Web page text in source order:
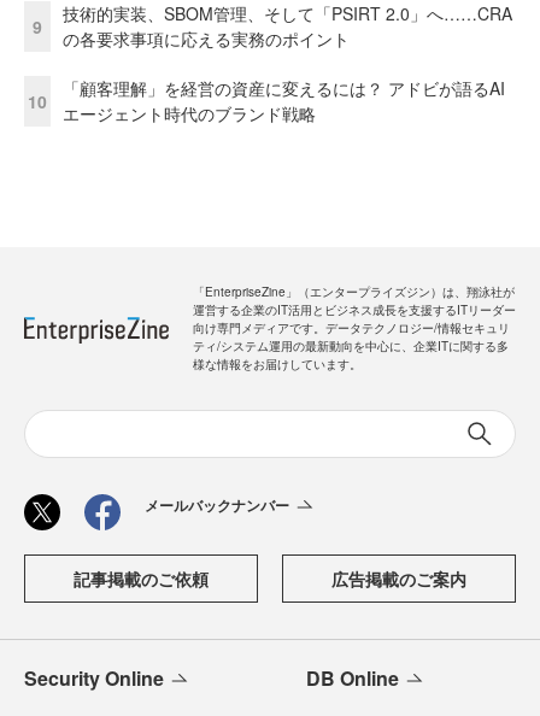
9
技術的実装、SBOM管理、そして「PSIRT 2.0」へ……CRA
の各要求事項に応える実務のポイント
10
「顧客理解」を経営の資産に変えるには？ アドビが語るAI
エージェント時代のブランド戦略
「EnterpriseZine」（エンタープライズジン）は、翔泳社が
運営する企業のIT活用とビジネス成長を支援するITリーダー
向け専門メディアです。データテクノロジー/情報セキュリ
ティ/システム運用の最新動向を中心に、企業ITに関する多
様な情報をお届けしています。
メールバックナンバー
記事掲載のご依頼 広告掲載のご案内
Security Online DB Online